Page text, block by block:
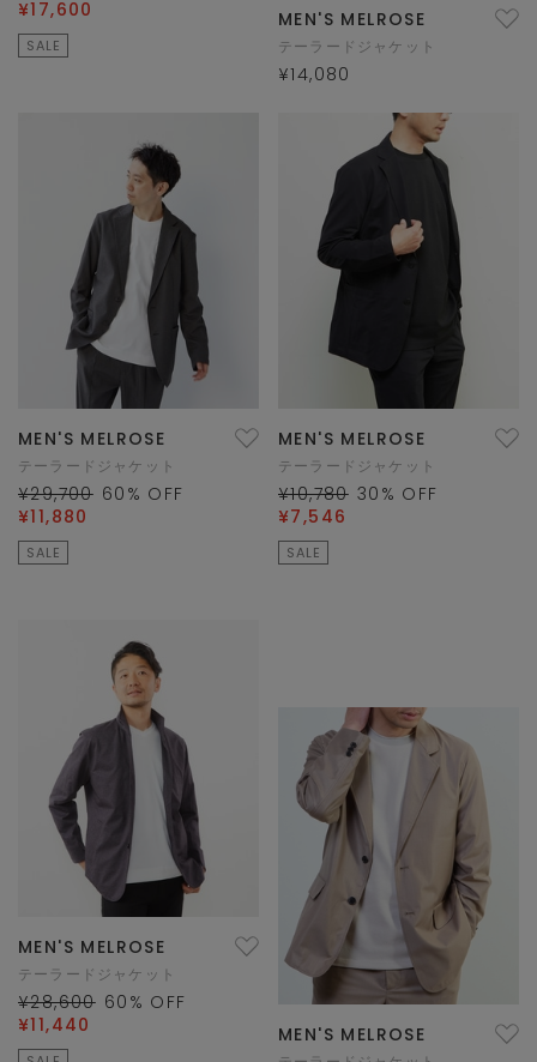
¥17,600
SALE
MEN'S MELROSE
テーラードジャケット
¥14,080
MEN'S MELROSE
テーラードジャケット
¥29,700 60 % OFF
¥11,880
SALE
MEN'S MELROSE
テーラードジャケット
¥10,780 30 % OFF
¥7,546
SALE
MEN'S MELROSE
テーラードジャケット
¥28,600 60 % OFF
¥11,440
MEN'S MELROSE